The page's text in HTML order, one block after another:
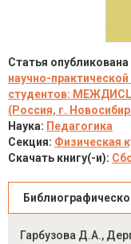
Статья опубликована
научно-
студентов:
(Россия, г.
Наука: Педагогика
Секция: Физическая
Скачать книгу(-и):
Гарбузова Д.А.,